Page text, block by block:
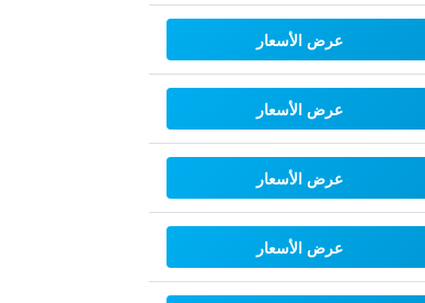
عرض الأسعار
عرض الأسعار
عرض الأسعار
عرض الأسعار